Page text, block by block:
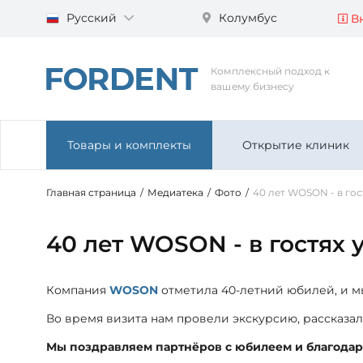
Русский Колумбус
Комплексный подход к
вашему бизнесу
Товары и комплекты Открытие клиник
Главная страница / Медиатека / Фото / 40 лет WOSON - в
40 лет WOSON - в
Компания WOSON отметила 40-летний юбилей, и
Во время визита нам провели экскурсию,
Мы поздравляем партнёров с юбилеем и